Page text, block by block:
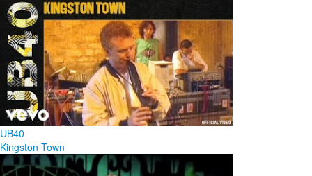
UB40
Kingston Town